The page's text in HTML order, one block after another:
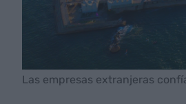
Las empresas extranjeras